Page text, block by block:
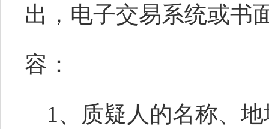
出，电子交易系统或书
容：
1、质疑人的名称、